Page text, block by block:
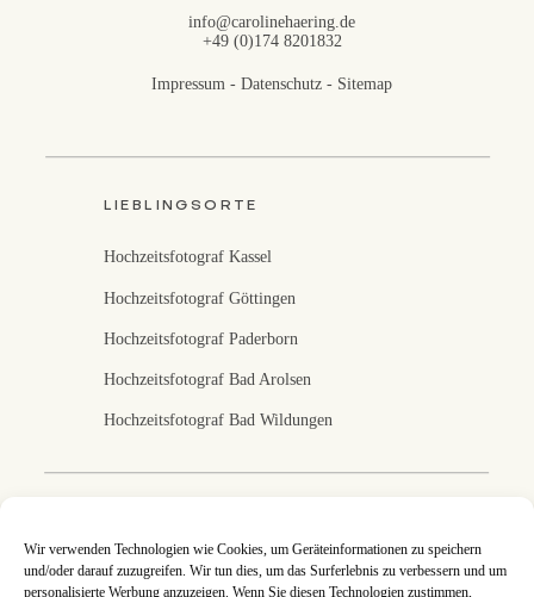
Wir verwenden Technologien wie Cookies, um Geräteinformationen zu speichern
und/oder darauf zuzugreifen. Wir tun dies, um das Surferlebnis zu verbessern und um
personalisierte Werbung anzuzeigen. Wenn Sie diesen Technologien zustimmen,
LIEBLINGSORTE
Ich fotografiere eure Hochzeit in Kassel, Nordhessen
Hochzeitsfotograf Kassel
Hochzeitsfotograf Göttingen
Hochzeitsfotograf Paderborn
info@carolinehaering.de
+49 (0)174 8201832
Hochzeitsfotograf Bad Arolsen
Hochzeitsfotograf Bad Wildungen
Impressum -Datenschutz - Sitemap